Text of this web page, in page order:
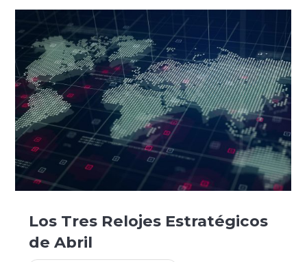
Los Tres Relojes Estratégicos
de Abril